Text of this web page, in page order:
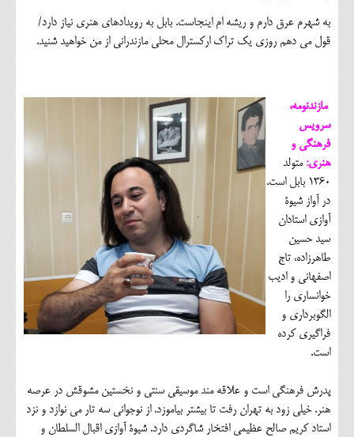
حقوقی
محیط زیست و گردشگری
سیاسی
خانه
به شهرم عرق دارم و ریشه ام اینجاست. بابل به رویدادهای هنری نیاز دارد/
قول می دهم روزی یک تراک ارکسترال محلی مازندرانی از من خواهید شنید.
مازندنومه،
سرویس
فرهنگی و
هنری: متولد
1360 بابل است.
در آواز شیوۀ
آوازی استادان
سید حسین
طاهرزاده، تاج
اصفهانی و ادیب
خوانساری را
الگوبرداری و
فراگیری کرده
است.
پدرش فرهنگی است و علاقه مند موسیقی سنتی و نخستین مشوقش در عرصه
هنر. خیلی زود به تهران رفت تا بیشتر بیاموزد. از نوجوانی سه تار می نوازد و نزد
استاد کریم صالح عظیمی افتخار شاگردی دارد. شیوۀ آوازی اقبال السلطان و